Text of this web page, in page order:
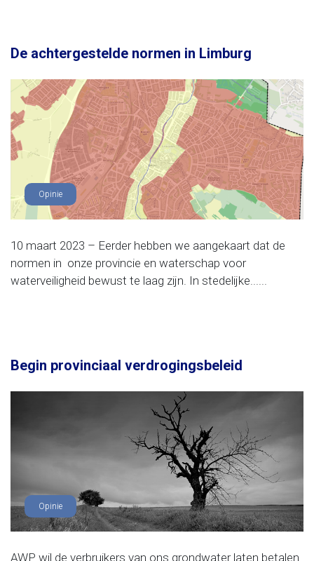
De achtergestelde normen in Limburg
Opinie
10 maart 2023 – Eerder hebben we aangekaart dat de
normen in onze provincie en waterschap voor
waterveiligheid bewust te laag zijn. In stedelijke......
Begin provinciaal verdrogingsbeleid
Opinie
AWP wil de verbruikers van ons grondwater laten betalen